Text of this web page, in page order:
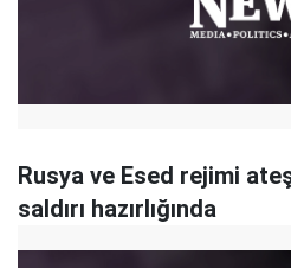
Rusya ve Esed rejimi
saldırı hazırlığında